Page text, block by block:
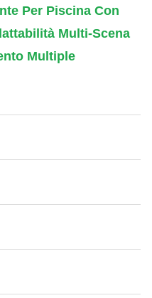
Per Piscina Con
Multi-Scena
Multiple